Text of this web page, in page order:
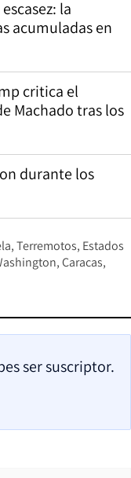
la
acumuladas en
critica el
Machado tras los
durante los
Terremotos Estados
Caracas
ser suscriptor.